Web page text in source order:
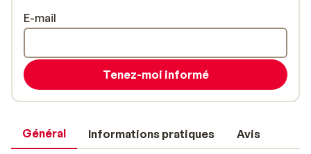
Général Informations pratiques Avis
E-mail
Tenez-moi informé